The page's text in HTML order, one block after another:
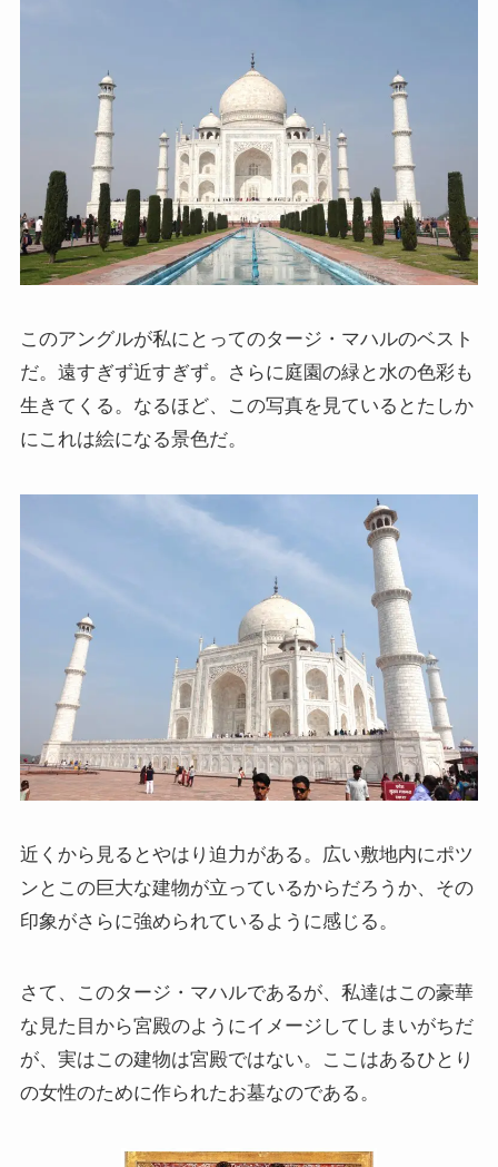
このアングルが私にとってのタージ・マハルのベスト
だ。遠すぎず近すぎず。さらに庭園の緑と水の色彩も
生きてくる。なるほど、この写真を見ているとたしか
にこれは絵になる景色だ。
近くから見るとやはり迫力がある。広い敷地内にポツ
ンとこの巨大な建物が立っているからだろうか、その
印象がさらに強められているように感じる。
さて、このタージ・マハルであるが、私達はこの豪華
な見た目から宮殿のようにイメージしてしまいがちだ
が、実はこの建物は宮殿ではない。ここはあるひとり
の女性のために作られたお墓なのである。